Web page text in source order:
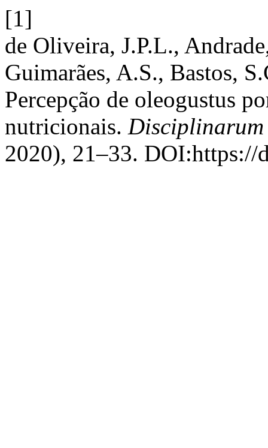
[1]
de Oliveira, J.P.L.,
Guimarães, A.S., Bastos,
Percepção de oleogustus
nutricionais. Disciplinarum
2020), 21–33. DOI:https://